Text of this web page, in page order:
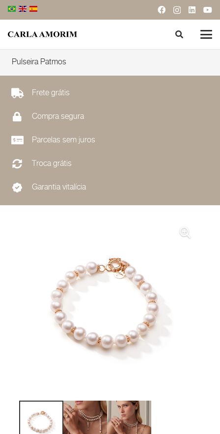
Pulseira Patmos
Frete grátis
Compra segura
Parcelas sem juros
Troca grátis
Garantia vitalícia